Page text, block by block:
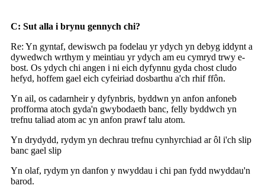
C: Sut alla i brynu gennych chi?
Re: Yn gyntaf, dewiswch pa fodelau yr ydych yn debyg iddynt a
dywedwch wrthym y meintiau yr ydych am eu cymryd trwy e-
bost. Os ydych chi angen i ni eich dyfynnu gyda chost cludo
hefyd, hoffem gael eich cyfeiriad dosbarthu a'ch rhif ffôn.
Yn ail, os cadarnheir y dyfynbris, byddwn yn anfon anfoneb
profforma atoch gyda'n gwybodaeth banc, felly byddwch yn
trefnu taliad atom ac yn anfon prawf talu atom.
Yn drydydd, rydym yn dechrau trefnu cynhyrchiad ar ôl i'ch slip
banc gael slip
Yn olaf, rydym yn danfon y nwyddau i chi pan fydd nwyddau'n
barod.